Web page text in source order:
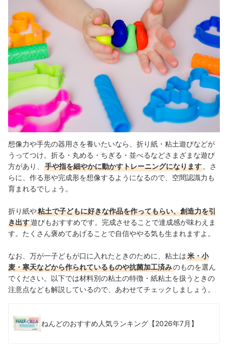
想像力や手先の器用さを養いたいなら、折り紙・粘土遊びなどが
うってつけ。折る・丸める・ちぎる・並べるなどさまざまな遊び
方があり、
手や指を細やかに動かすトレーニングになります 。さ
らに、作る形や完成形を想像するようになるので、空間認識力も
育まれるでしょう。
折り紙や粘土で子どもに好きな作品を作ってもらい、創造力を引
き出す遊びもおすすめです。完成させることで達成感が味わえま
す。たくさん褒めてあげることで自信ややる気も生まれますよ。
なお、万が一子どもが口に入れたときのために、粘土は米・小
麦・寒天などから作られているものや抗菌加工済みのものを選ん
でください。以下では材料別の粘土の特徴・紙粘土を扱うときの
注意点なども解説しているので、あわせてチェックしましょう。
ねんどのおすすめ人気ランキング【2026年7月】